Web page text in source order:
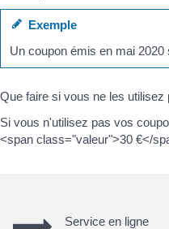
Exemple
Un coupon émis en mai
Que faire si vous ne les utilisez
Si vous n'utilisez pas vos
<span class="valeur">30 €</
Service en ligne